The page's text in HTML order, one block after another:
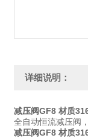
详细说明：
减压阀GF8 材质
全自动恒流减压阀
减压阀GF8 材质